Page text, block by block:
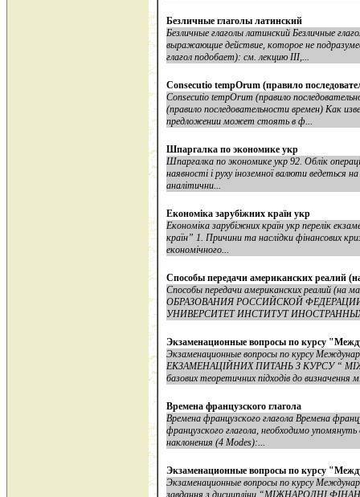
Безличные глаголы латинский
Безличные глаголы латинский Безличные
выражающие действие, которое не
глагол подобает): см. лекцию III,...
Consecutio tempOrum (правило
Consecutio tempOrum (правило
(правило последовательности времен) Как
предложении может стоять в ф...
Шпаргалка по экономике укр
Шпаргалка по экономике укр 92. Облік
наявності і руху іноземної валюти ведеться
аналітични...
Економіка зарубіжних країн укр
Економіка зарубіжних країн укр перелік
країн” 1. Причини та наслідки фінансових
економічного...
Способы передачи американских реалий
Способы передачи американских реалий
ОБРАЗОВАНИЯ РОССИЙСКОЙ
УНИВЕРСИТЕТ ИНСТИТУТ
Экзаменационные вопросы по курсу
Экзаменационные вопросы по курсу
ЕКЗАМЕНАЦІЙНИХ ПИТАНЬ З КУРСУ “
базових теоретичних підходів до визначення
Времена французского глагола
Времена французского глагола Времена
французского глагола, необходимо
наклонения (4 Modes):...
Экзаменационные вопросы по курсу
Экзаменационные вопросы по курсу
завдання з дисципліни “МІЖНАРОДНІ